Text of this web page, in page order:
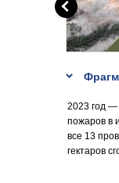
2023 год
пожаров в
все 13
гектаров